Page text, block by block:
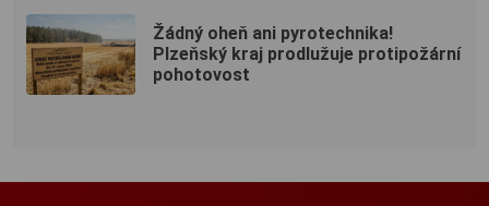
Žádný oheň ani pyrotechnika!
Plzeňský kraj prodlužuje protipožární
pohotovost